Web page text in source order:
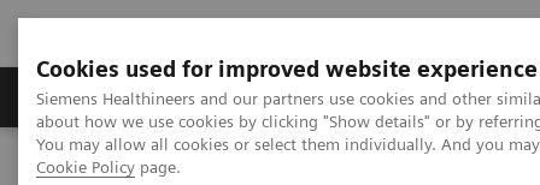
Cookies used for improved website experience
Siemens Healthineers and our partners use cookies and other
about how we use cookies by clicking "Show details" or by
You may allow all cookies or select them individually. And you
Cookie Policy page.
Produtos e serviços Especialidades Clínicas e
Siemens Healthineers Brasil